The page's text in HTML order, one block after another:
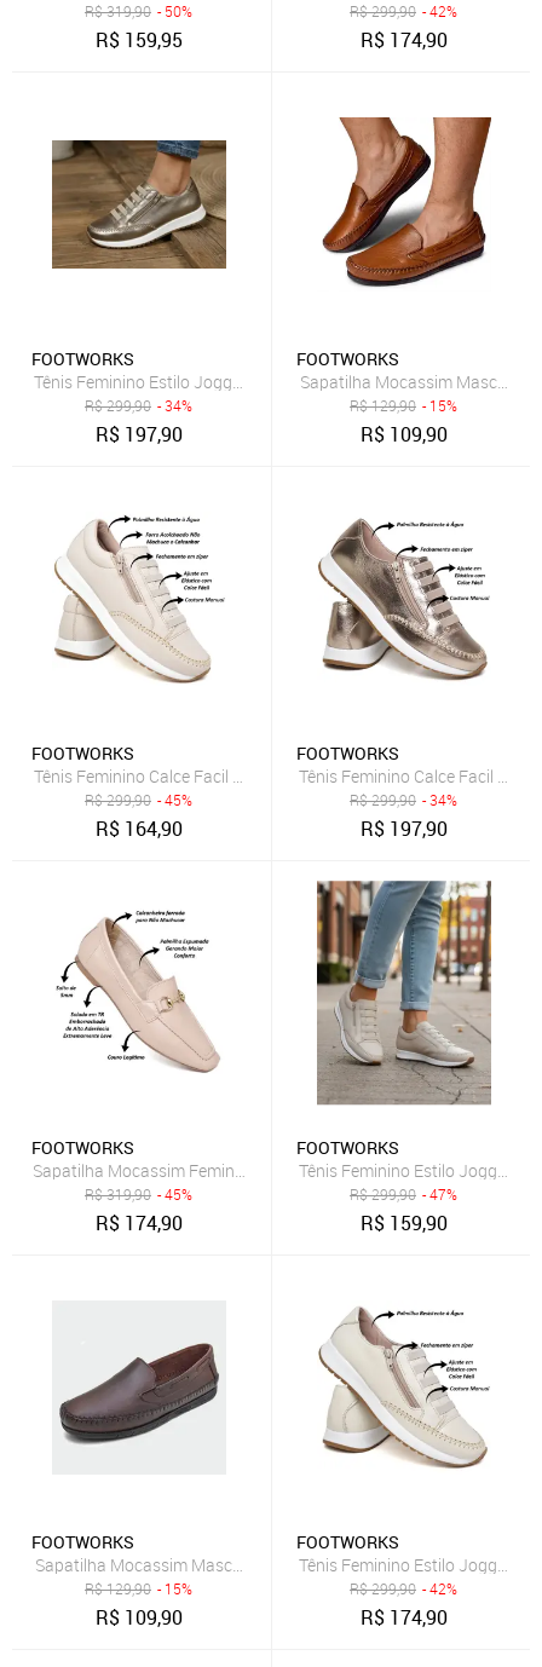
R$319,90 - 50%
R$ 159,95
R$299,90 - 42%
R$ 174,90
FOOTWORKS
Tênis Feminino Estilo Jogger Calce Facil Em Couro Legítimo
R$299,90 - 34%
R$ 197,90
FOOTWORKS
R$129,90 - 15%
R$ 109,90
FOOTWORKS
Tênis Feminino Calce Facil Estilo Jogger 112 Bege
R$299,90 - 45%
R$ 164,90
FOOTWORKS
Tênis
R$299,90 - 34%
R$ 197,90
FOOTWORKS
Sapatilha Mocassim Feminina Em Couro Confortável 122 Nude
R$319,90 - 45%
R$ 174,90
FOOTWORKS
Tênis Feminino Estilo Jogger
R$299,90 - 47%
R$ 159,90
FOOTWORKS
Sapatilha Mocassim Masculina Couro Marrom Conhaque
R$129,90 - 15%
R$ 109,90
FOOTWORKS
R$299,90 - 42%
R$ 174,90